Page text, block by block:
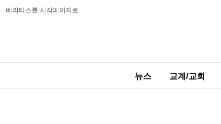
베리타스를 시작페이지로
뉴스 교계/교회